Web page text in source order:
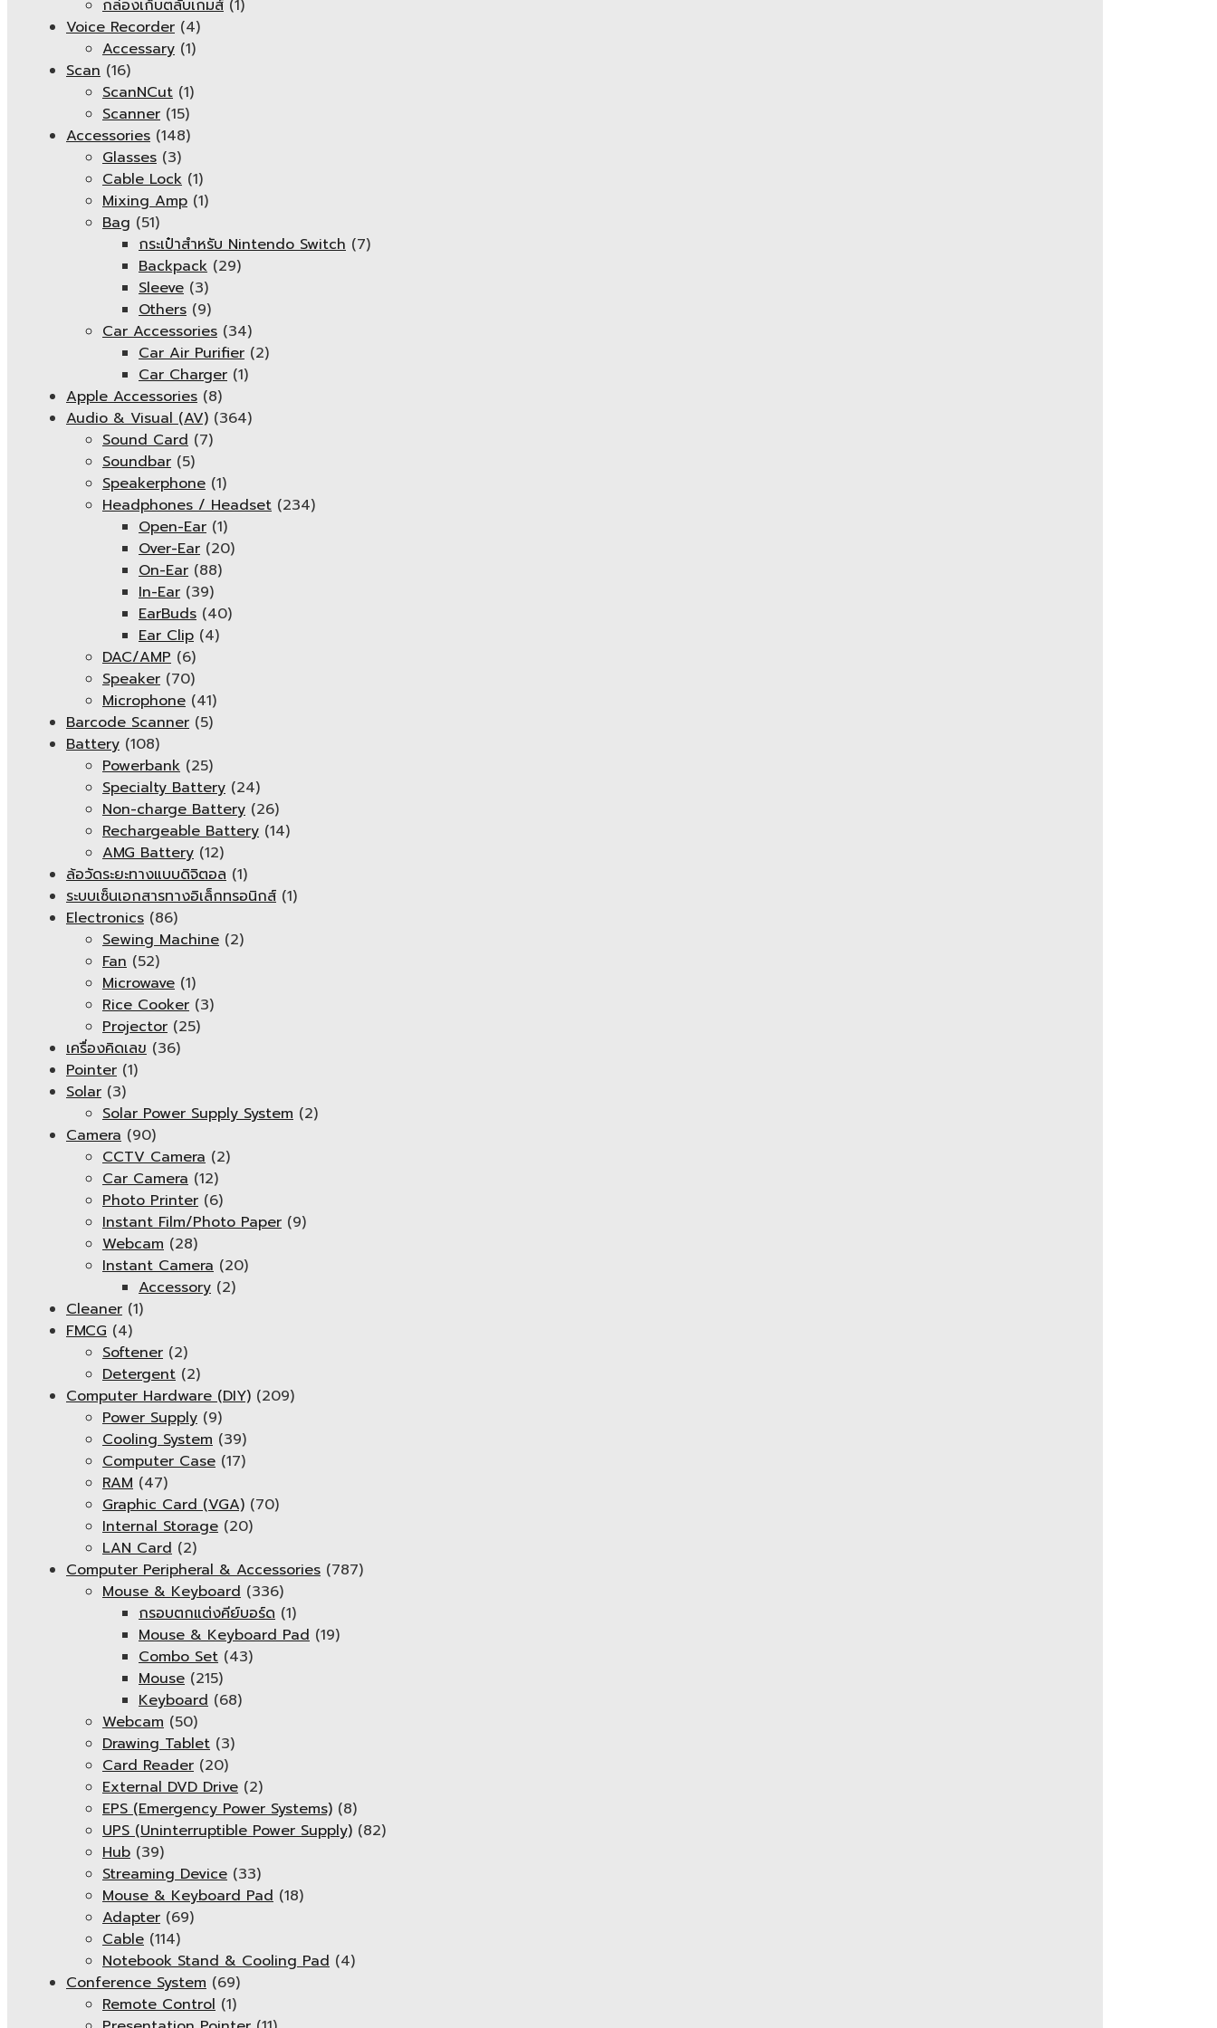
กล่องเก็บตลับเกมส์ (1)
Voice Recorder (4)
Accessary (1)
Scan (16)
ScanNCut (1)
Scanner (15)
Accessories (148)
Glasses (3)
Cable Lock (1)
Mixing Amp (1)
Bag (51)
กระเป๋าสำหรับ Nintendo Switch (7)
Backpack (29)
Sleeve (3)
Others (9)
Car Accessories (34)
Car Air Purifier (2)
Car Charger (1)
Apple Accessories (8)
Audio & Visual (AV) (364)
Sound Card (7)
Soundbar (5)
Speakerphone (1)
Headphones / Headset (234)
Open-Ear (1)
Over-Ear (20)
On-Ear (88)
In-Ear (39)
EarBuds (40)
Ear Clip (4)
DAC/AMP (6)
Speaker (70)
Microphone (41)
Barcode Scanner (5)
Battery (108)
Powerbank (25)
Specialty Battery (24)
Non-charge Battery (26)
Rechargeable Battery (14)
AMG Battery (12)
ล้อวัดระยะทางแบบดิจิตอล (1)
ระบบเซ็นเอกสารทางอิเล็กทรอนิกส์ (1)
Electronics (86)
Sewing Machine (2)
Fan (52)
Microwave (1)
Rice Cooker (3)
Projector (25)
เครื่องคิดเลข (36)
Pointer (1)
Solar (3)
Solar Power Supply System (2)
Camera (90)
CCTV Camera (2)
Car Camera (12)
Photo Printer (6)
Instant Film/Photo Paper (9)
Webcam (28)
Instant Camera (20)
Accessory (2)
Cleaner (1)
FMCG (4)
Softener (2)
Detergent (2)
Computer Hardware (DIY) (209)
Power Supply (9)
Cooling System (39)
Computer Case (17)
RAM (47)
Graphic Card (VGA) (70)
Internal Storage (20)
LAN Card (2)
Computer Peripheral & Accessories (787)
Mouse & Keyboard (336)
กรอบตกแต่งคีย์บอร์ด (1)
Mouse & Keyboard Pad (19)
Combo Set (43)
Mouse (215)
Keyboard (68)
Webcam (50)
Drawing Tablet (3)
Card Reader (20)
External DVD Drive (2)
EPS (Emergency Power Systems) (8)
UPS (Uninterruptible Power Supply) (82)
Hub (39)
Streaming Device (33)
Mouse & Keyboard Pad (18)
Adapter (69)
Cable (114)
Notebook Stand & Cooling Pad (4)
Conference System (69)
Remote Control (1)